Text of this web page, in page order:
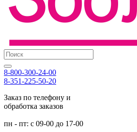
8-800-300-24-00
8-351-225-50-20
Заказ по телефону и
обработка заказов
пн - пт: с 09-00 до 17-00